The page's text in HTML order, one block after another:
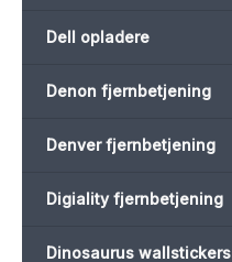
Dell opladere
Denon fjernbetjening
Denver fjernbetjening
Digiality fjernbetjening
Dinosaurus wallstickers